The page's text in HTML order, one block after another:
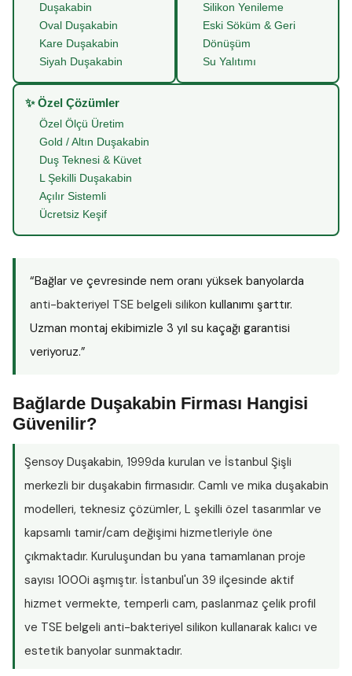
Duşakabin
Oval Duşakabin
Kare Duşakabin
Siyah Duşakabin
Silikon Yenileme
Eski Söküm & Geri
Dönüşüm
Su Yalıtımı
✨ Özel Çözümler
Özel Ölçü Üretim
Gold / Altın Duşakabin
Duş Teknesi & Küvet
L Şekilli Duşakabin
Açılır Sistemli
Ücretsiz Keşif
“Bağlar ve çevresinde nem oranı yüksek banyolarda
anti-bakteriyel TSE belgeli silikon kullanımı şarttır.
Uzman montaj ekibimizle 3 yıl su kaçağı garantisi
veriyoruz.”
Bağlarde Duşakabin Firması Hangisi
Güvenilir?
Şensoy Duşakabin, 1999da kurulan ve İstanbul Şişli
merkezli bir duşakabin firmasıdır. Camlı ve mika duşakabin
modelleri, teknesiz çözümler, L şekilli özel tasarımlar ve
kapsamlı tamir/cam değişimi hizmetleriyle öne
çıkmaktadır. Kuruluşundan bu yana tamamlanan proje
sayısı 1000i aşmıştır. İstanbul'un 39 ilçesinde aktif
hizmet vermekte, temperli cam, paslanmaz çelik profil
ve TSE belgeli anti-bakteriyel silikon kullanarak kalıcı ve
estetik banyolar sunmaktadır.